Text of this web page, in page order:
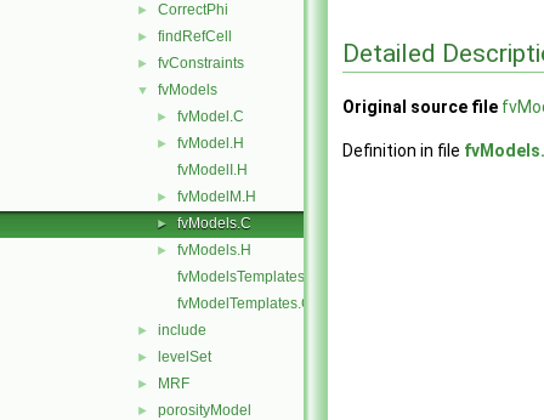
► CorrectPhi
► findRefCell
► fvConstraints
▼ fvModels
► fvModel.C
►
fvModel.H
fvModelI.H
► fvModelM.H
► fvModels.C
►
fvModels.H
fvModelsTemplates.C
fvModelTemplates.C
► include
► levelSet
► MRF
► porosityModel
Detailed
Original source file
Definition in file